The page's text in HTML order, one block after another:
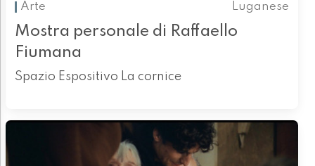
Arte
Luganese
Mostra personale di Raffaello
Fiumana
Spazio Espositivo La cornice